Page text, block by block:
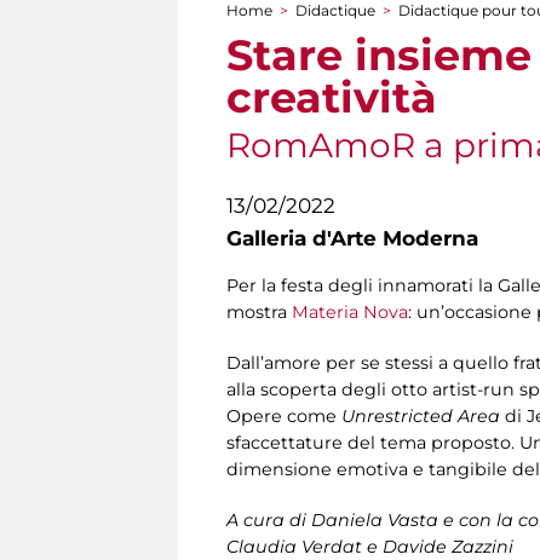
You are here
Home > Didactique > Didactique pour
Stare
creatività
RomAmoR a
13/02/2022
Galleria d'Arte Moderna
Per la festa degli innamorati la
mostra Materia Nova:
Dall’amore per se stessi a quello
alla scoperta degli otto artist-run
Opere come Unrestricted Area di
sfaccettature del tema proposto.
dimensione emotiva e tangibile
A cura di Daniela Vasta e con la
Claudia Verdat e Davide Zazzini